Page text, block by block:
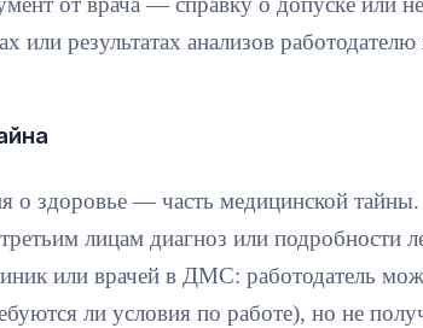
или результатах анализов
о здоровье — часть медицинской
лицам диагноз или подробности
или врачей в ДМС: работодатель
ли условия по работе), но не